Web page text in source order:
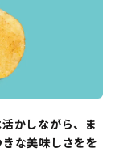
かしながら、ま
な美味しさをを